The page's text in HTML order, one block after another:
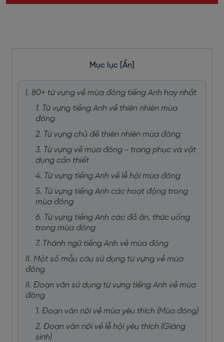
Mục lục [Ẩn]
I. 80+ từ vựng về mùa đông tiếng Anh hay nhất
1. Từ vựng tiếng Anh về thiên nhiên mùa
đông
2. Từ vựng chủ đề thiên nhiên mùa đông
3. Từ vựng về mùa đông - trang phục và vật
dụng cần thiết
4. Từ vựng tiếng Anh về lễ hội mùa đông
5. Từ vựng tiếng Anh các hoạt động trong
mùa đông
6. Từ vựng tiếng Anh các đồ ăn, thức uống
trong mùa đông
7. Thành ngữ tiếng Anh về mùa đông
II. Một số mẫu câu sử dụng từ vựng về mùa
đông
II. Đoạn văn sử dụng từ vựng tiếng Anh về mùa
đông
1. Đoạn văn nói về mùa yêu thích (Mùa đông)
2. Đoạn văn nói về lễ hội yêu thích (Giáng
sinh)